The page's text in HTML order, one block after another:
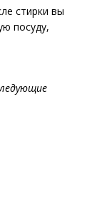
стирки вы
посуду,